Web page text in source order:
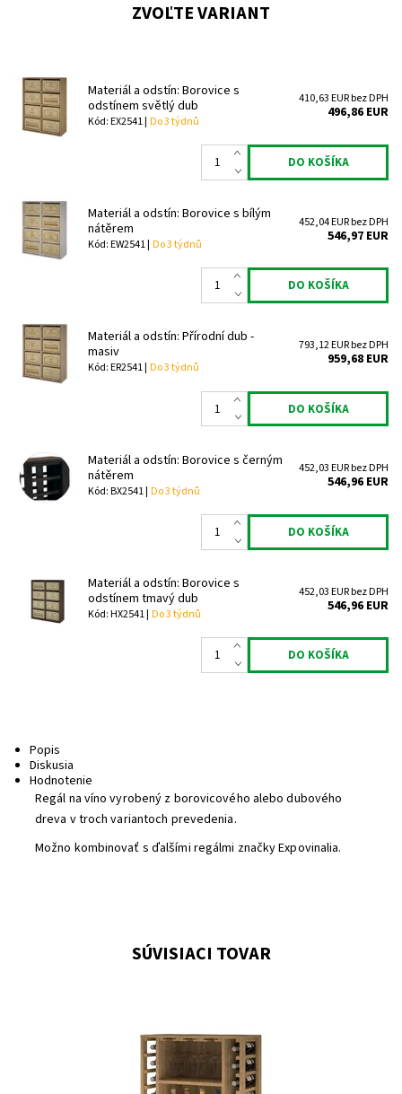
ZVOĽTE VARIANT
Materiál a odstín: Borovice s
odstínem světlý dub
Kód: EX2541 | Do 3 týdnů
410,63 EUR bez DPH
496,86 EUR
Materiál a odstín: Borovice s bílým
nátěrem
Kód: EW2541 | Do 3 týdnů
452,04 EUR bez DPH
546,97 EUR
Materiál a odstín: Přírodní dub -
masiv
Kód: ER2541 | Do 3 týdnů
793,12 EUR bez DPH
959,68 EUR
Materiál a odstín: Borovice s černým
nátěrem
Kód: BX2541 | Do 3 týdnů
452,03 EUR bez DPH
546,96 EUR
Materiál a odstín: Borovice s
odstínem tmavý dub
Kód: HX2541 | Do 3 týdnů
452,03 EUR bez DPH
546,96 EUR
Popis
Diskusia
Hodnotenie
Regál na víno vyrobený z borovicového alebo dubového
dreva v troch variantoch prevedenia.
Možno kombinovať s ďalšími regálmi značky Expovinalia.
SÚVISIACI TOVAR
Drevený regál na uskladnenie vína.
Do 3 týdnů